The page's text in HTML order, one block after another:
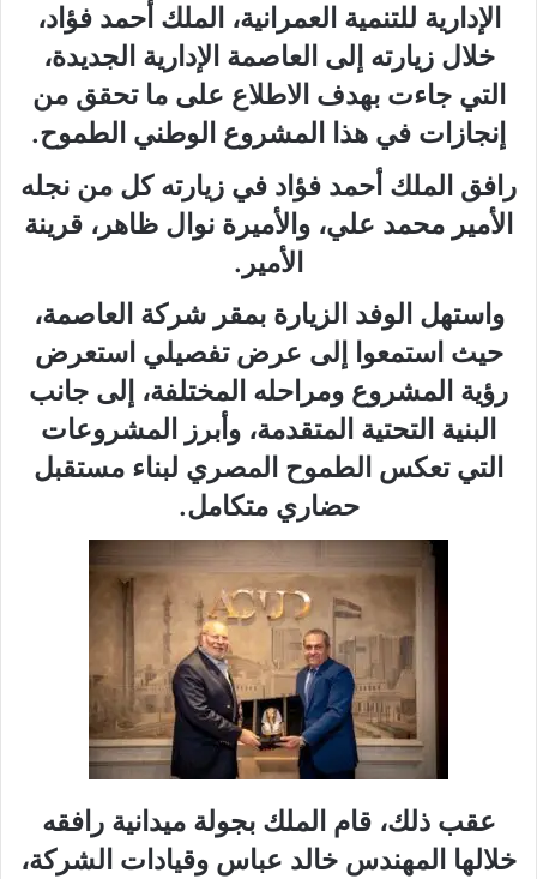
الإدارية للتنمية العمرانية، الملك أحمد فؤاد،
خلال زيارته إلى العاصمة الإدارية الجديدة،
التي جاءت بهدف الاطلاع على ما تحقق من
إنجازات في هذا المشروع الوطني الطموح.
رافق الملك أحمد فؤاد في زيارته كل من نجله
الأمير محمد علي، والأميرة نوال ظاهر، قرينة
الأمير.
واستهل الوفد الزيارة بمقر شركة العاصمة،
حيث استمعوا إلى عرض تفصيلي استعرض
رؤية المشروع ومراحله المختلفة، إلى جانب
البنية التحتية المتقدمة، وأبرز المشروعات
التي تعكس الطموح المصري لبناء مستقبل
حضاري متكامل.
عقب ذلك، قام الملك بجولة ميدانية رافقه
خلالها المهندس خالد عباس وقيادات الشركة،